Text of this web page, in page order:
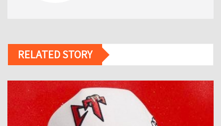
RELATED STORY